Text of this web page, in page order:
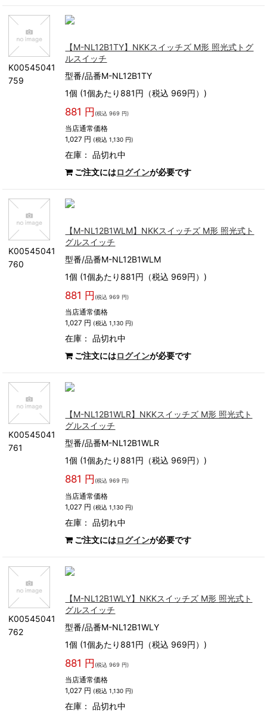
K00545041
759
【M-NL12B1TY】NKKスイッチズ M形 照光式トグ
ルスイッチ
型番/品番M-NL12B1TY
1個 (1個あたり881円（税込 969円）)
881 円 (税込 969 円)
当店通常価格
1,027 円 (税込 1,130 円)
在庫：品切れ中
ご注文にはログインが必要です
K00545041
760
【M-NL12B1WLM】NKKスイッチズ M形 照光式ト
グルスイッチ
型番/品番M-NL12B1WLM
1個 (1個あたり881円（税込 969円）)
881 円 (税込 969 円)
当店通常価格
1,027 円 (税込 1,130 円)
在庫：品切れ中
ご注文にはログインが必要です
K00545041
761
【M-NL12B1WLR】NKKスイッチズ M形 照光式ト
グルスイッチ
型番/品番M-NL12B1WLR
1個 (1個あたり881円（税込 969円）)
881 円 (税込 969 円)
当店通常価格
1,027 円 (税込 1,130 円)
在庫：品切れ中
ご注文にはログインが必要です
K00545041
762
【M-NL12B1WLY】NKKスイッチズ M形 照光式ト
グルスイッチ
型番/品番M-NL12B1WLY
1個 (1個あたり881円（税込 969円）)
881 円 (税込 969 円)
当店通常価格
1,027 円 (税込 1,130 円)
在庫：品切れ中